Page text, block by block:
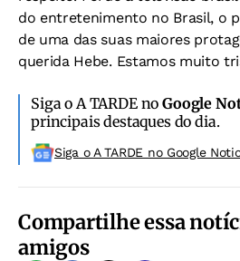
do entretenimento no Brasil, o
de uma das suas maiores
querida Hebe. Estamos muito
Siga o A TARDE noGoogle
principais destaques do dia.
Siga o A TARDE no Google
Compartilhe essa
amigos